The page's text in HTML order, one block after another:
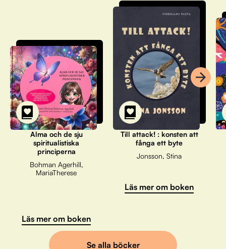
Alma och de sju
spiritualistiska
principerna
Bohman Agerhill,
MariaTherese
Läs mer om boken
Till attack! : konsten att
fånga ett byte
Jonsson, Stina
Läs mer om boken
Se alla böcker